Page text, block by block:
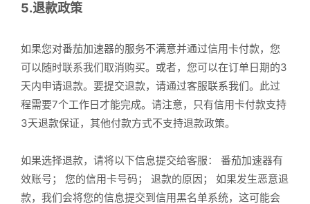
5.退款政策
如果您对番茄加速器的服务不满意并通过信用卡付款，您
可以随时联系我们取消购买。或者，您可以在订单日期的3
天内申请退款。要提交退款，请通过客服联系我们。此过
程需要7个工作日才能完成。请注意，只有信用卡付款支持
3天退款保证，其他付款方式不支持退款政策。
如果选择退款，请将以下信息提交给客服： 番茄加速器有
效账号； 您的信用卡号码； 退款的原因； 如果发生恶意退
款，我们会将您的信息提交到信用黑名单系统，这可能会